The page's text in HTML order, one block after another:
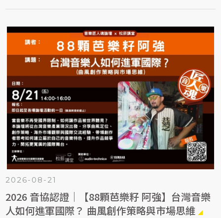
2026-08-21
2026 音協認證｜【88顆芭樂籽 阿強】台灣音樂
人如何進軍國際？ 曲風創作策略與市場思維